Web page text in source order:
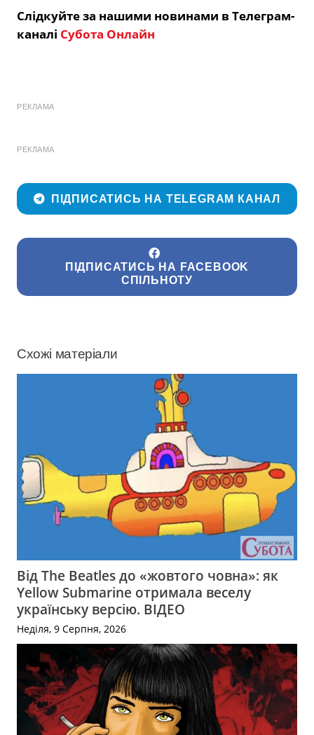
Слідкуйте за нашими новинами в Телеграм-
каналі Субота Онлайн
РЕКЛАМА
РЕКЛАМА
ПІДПИСАТИСЬ НА TELEGRAM КАНАЛ
ПІДПИСАТИСЬ НА FACEBOOK
СПІЛЬНОТУ
Схожі матеріали
Від The Beatles до «жовтого човна»: як
Yellow Submarine отримала веселу
українську версію. ВІДЕО
Неділя, 9 Серпня, 2026